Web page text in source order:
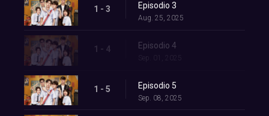
1 - 3 Episodio 3
Aug. 25, 2025
1 - 4 Episodio 4
Sep. 01, 2025
1 - 5 Episodio 5
Sep. 08, 2025